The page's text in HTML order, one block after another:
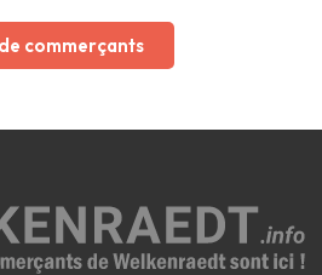
commerçants